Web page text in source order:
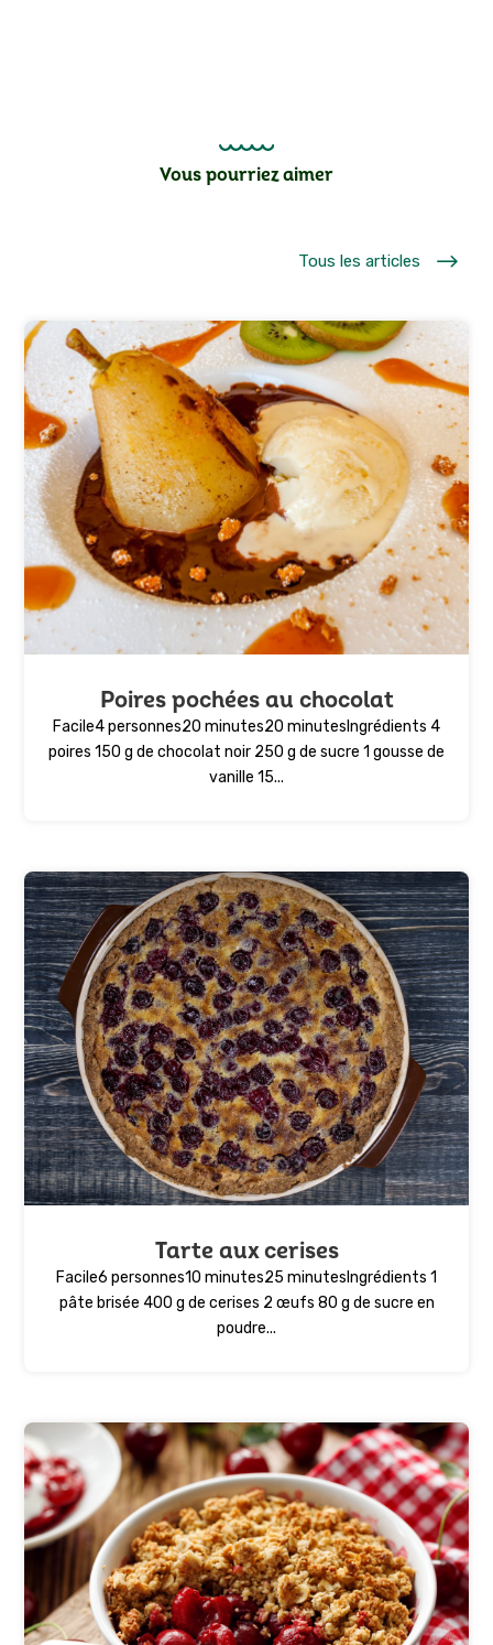
Vous pourriez aimer
$
Tous les articles
Poires pochées au chocolat
Facile4 personnes20 minutes20 minutesIngrédients 4
poires 150 g de chocolat noir 250 g de sucre 1 gousse de
vanille 15...
Tarte aux cerises
Facile6 personnes10 minutes25 minutesIngrédients 1
pâte brisée 400 g de cerises 2 œufs 80 g de sucre en
poudre...